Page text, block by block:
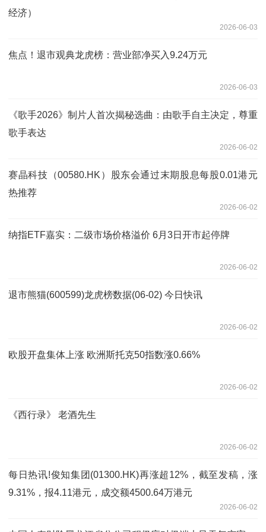
经济）
2026-06-03
焦点！退市观典龙虎榜：营业部净买入9.24万元
2026-06-03
《歌手2026》制片人首次揭秘选曲：由歌手自主决定，尊重
歌手表达
2026-06-02
赛晶科技（00580.HK）股东会通过末期股息每股0.01港元
热推荐
2026-06-02
纳指ETF嘉实：二级市场价格溢价 6月3日开市起停牌
2026-06-02
退市熊猫(600599)龙虎榜数据(06-02) 今日快讯
2026-06-02
欧股开盘集体上涨 欧洲斯托克50指数涨0.66%
2026-06-02
《西行录》 老酒先生
2026-06-02
每日热讯!俊知集团(01300.HK)再涨超12%，截至发稿，涨
9.31%，报4.11港元，成交额4500.64万港元
2026-06-02